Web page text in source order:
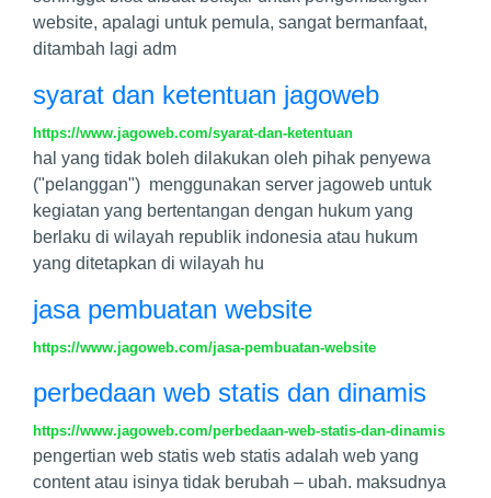
website, apalagi untuk pemula, sangat bermanfaat,
ditambah lagi adm
syarat dan ketentuan jagoweb
https://www.jagoweb.com/syarat-dan-ketentuan
hal yang tidak boleh dilakukan oleh pihak penyewa
("pelanggan") menggunakan server jagoweb untuk
kegiatan yang bertentangan dengan hukum yang
berlaku di wilayah republik indonesia atau hukum
yang ditetapkan di wilayah hu
jasa pembuatan website
https://www.jagoweb.com/jasa-pembuatan-website
perbedaan web statis dan dinamis
https://www.jagoweb.com/perbedaan-web-statis-dan-dinamis
pengertian web statis web statis adalah web yang
content atau isinya tidak berubah – ubah. maksudnya